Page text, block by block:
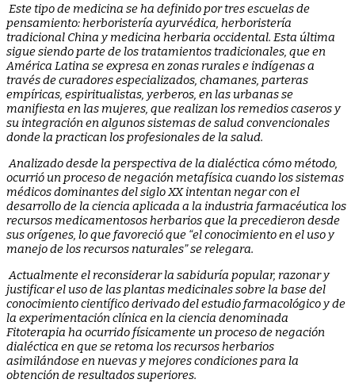
Este tipo de medicina se ha definido por tres escuelas de
pensamiento: herboristería ayurvédica, herboristería
tradicional China y medicina herbaria occidental. Esta última
sigue siendo parte de los tratamientos tradicionales, que en
América Latina se expresa en zonas rurales e indígenas a
través de curadores especializados, chamanes, parteras
empíricas, espiritualistas, yerberos, en las urbanas se
manifiesta en las mujeres, que realizan los remedios caseros y
su integración en algunos sistemas de salud convencionales
donde la practican los profesionales de la salud.
Analizado desde la perspectiva de la dialéctica cómo método,
ocurrió un proceso de negación metafísica cuando los sistemas
médicos dominantes del siglo XX intentan negar con el
desarrollo de la ciencia aplicada a la industria farmacéutica los
recursos medicamentosos herbarios que la precedieron desde
sus orígenes, lo que favoreció que “el conocimiento en el uso y
manejo de los recursos naturales” se relegara.
Actualmente el reconsiderar la sabiduría popular, razonar y
justificar el uso de las plantas medicinales sobre la base del
conocimiento científico derivado del estudio farmacológico y de
la experimentación clínica en la ciencia denominada
Fitoterapia ha ocurrido físicamente un proceso de negación
dialéctica en que se retoma los recursos herbarios
asimilándose en nuevas y mejores condiciones para la
obtención de resultados superiores.